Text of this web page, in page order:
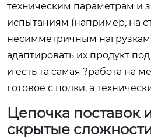
техническим параметрам и
испытаниям (например, на
несимметричным
адаптировать их продукт
и есть та самая ?работа на
готовое с полки, а
Цепочка поставок
скрытые